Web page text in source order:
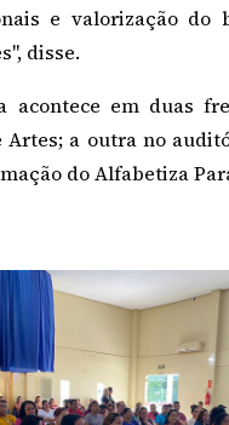
e valorização do
disse.
acontece em duas
Artes; a outra no
do Alfabetiza